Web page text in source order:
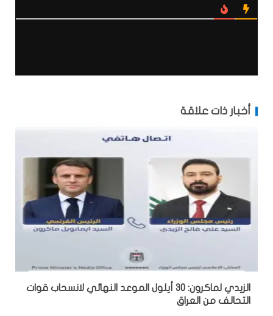
أخبار ذات علاقة
الزيدي لماكرون: 30 أيلول الموعد النهائي لانسحاب قوات
التحالف من العراق